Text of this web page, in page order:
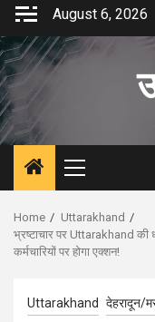
Skip
content
August 6, 2026
Primary
Menu
Home
Uttarakhand
भ्रष्टाचार पर Uttarakhand
कर्मचारियों पर होगा एक्‍शन!
Uttarakhand देहरादून/